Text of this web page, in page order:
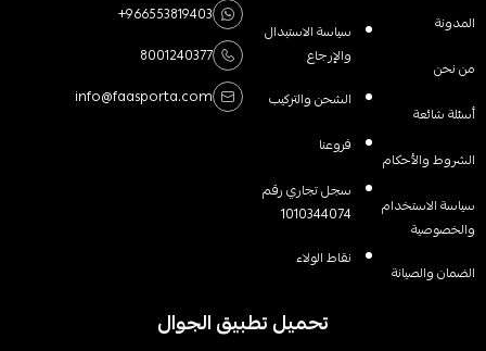
المدونة
من نحن
أسئلة شائعة
الشروط والأحكام
سياسة الاستخدام
والخصوصية
الضمان والصيانة
سياسة الاستبدال
والإرجاع
الشحن والتركيب
فروعنا
سجل تجاري رقم
1010344074
نقاط الولاء
+966553819403
8001240377
info@faasporta.com
تحميل تطبيق الجوال